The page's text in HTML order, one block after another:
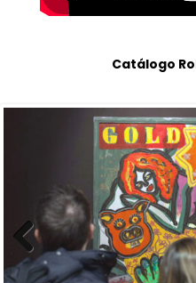
Catálogo
Previous